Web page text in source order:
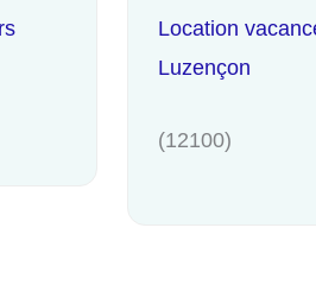
Location
Luzençon
(12100)